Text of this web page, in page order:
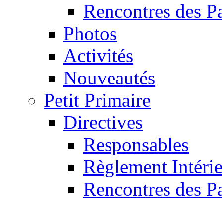
Rencontres des
Photos
Activités
Nouveautés
Petit Primaire
Directives
Responsables
Règlement
Rencontres des